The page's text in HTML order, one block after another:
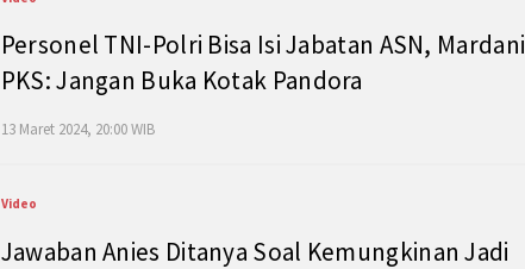
Personel TNI-Polri Bisa Isi Jabatan ASN, Mardani
PKS: Jangan Buka Kotak Pandora
13 Maret 2024, 20:00 WIB
Video
Jawaban Anies Ditanya Soal Kemungkinan Jadi